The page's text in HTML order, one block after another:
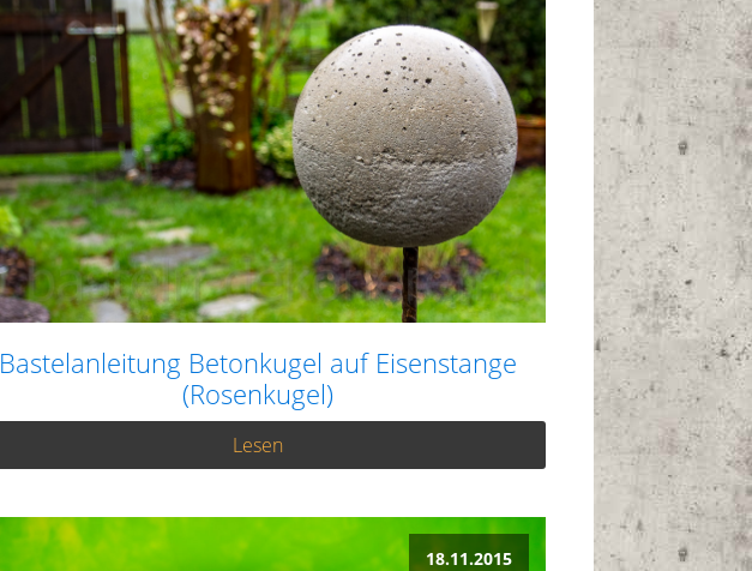
Bastelanleitung Betonkugel auf Eisenstange
(Rosenkugel)
Lesen
18.11.2015